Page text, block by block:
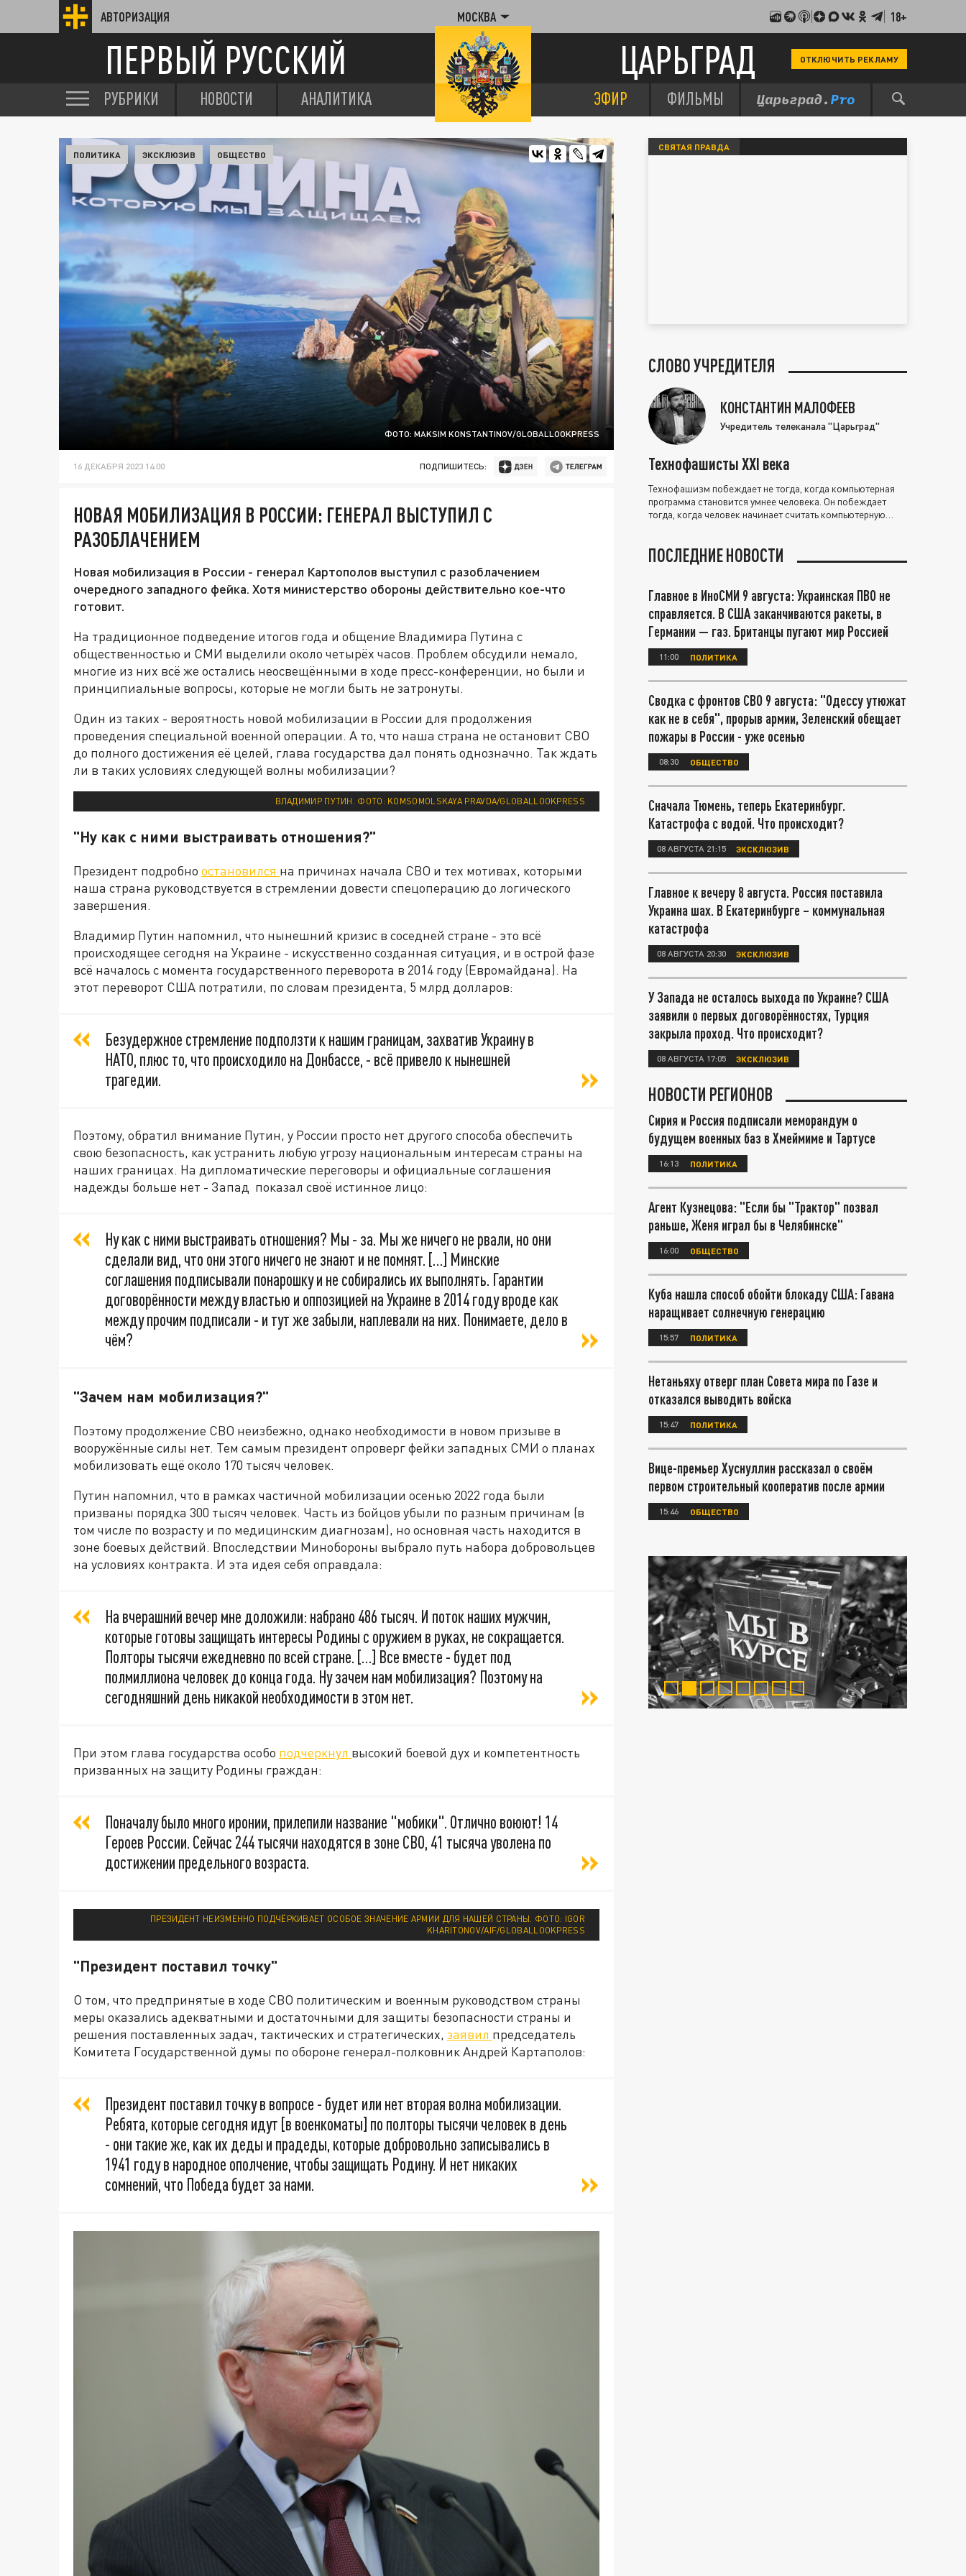
АВТОРИЗАЦИЯ МОСКВА 18+
ПЕРВЫЙ РУССКИЙ ЦАРЬГРАД ОТКЛЮЧИТЬ РЕКЛАМУ
РУБРИКИ НОВОСТИ АНАЛИТИКА ЭФИР ФИЛЬМЫ
ФОТО: MAKSIM KONSTANTINOV/GLOBALLOOKPRESS
ПОЛИТИКА ЭКСКЛЮЗИВ ОБЩЕСТВО
16 ДЕКАБРЯ 2023 14:00 ПОДПИШИТЕСЬ:
НОВАЯ МОБИЛИЗАЦИЯ В РОССИИ: ГЕНЕРАЛ ВЫСТУПИЛ С
РАЗОБЛАЧЕНИЕМ
Новая мобилизация в России - генерал Картополов выступил с разоблачением
очередного западного фейка. Хотя министерство обороны действительно кое-что
готовит.
На традиционное подведение итогов года и общение Владимира Путина с
общественностью и СМИ выделили около четырёх часов. Проблем обсудили немало,
многие из них всё же остались неосвещёнными в ходе пресс-конференции, но были и
принципиальные вопросы, которые не могли быть не затронуты.
Один из таких - вероятность новой мобилизации в России для продолжения
проведения специальной военной операции. А то, что наша страна не остановит СВО
до полного достижения её целей, глава государства дал понять однозначно. Так ждать
ли в таких условиях следующей волны мобилизации?
ВЛАДИМИР ПУТИН. ФОТО: KOMSOMOLSKAYA PRAVDA/GLOBALLOOKPRESS
"Ну как с ними выстраивать отношения?"
Президент подробно остановился на причинах начала СВО и тех мотивах, которыми
наша страна руководствуется в стремлении довести спецоперацию до логического
завершения.
Владимир Путин напомнил, что нынешний кризис в соседней стране - это всё
происходящее сегодня на Украине - искусственно созданная ситуация, и в острой фазе
всё началось с момента государственного переворота в 2014 году (Евромайдана). На
этот переворот США потратили, по словам президента, 5 млрд долларов:
Безудержное стремление подползти к нашим границам, захватив Украину в
НАТО, плюс то, что происходило на Донбассе, - всё привело к нынешней
трагедии.
Поэтому, обратил внимание Путин, у России просто нет другого способа обеспечить
свою безопасность, как устранить любую угрозу национальным интересам страны на
наших границах. На дипломатические переговоры и официальные соглашения
надежды больше нет - Запад показал своё истинное лицо:
Ну как с ними выстраивать отношения? Мы - за. Мы же ничего не рвали, но они
сделали вид, что они этого ничего не знают и не помнят. […] Минские
соглашения подписывали понарошку и не собирались их выполнять. Гарантии
договорённости между властью и оппозицией на Украине в 2014 году вроде как
между прочим подписали - и тут же забыли, наплевали на них. Понимаете, дело в
чём?
"Зачем нам мобилизация?"
Поэтому продолжение СВО неизбежно, однако необходимости в новом призыве в
вооружённые силы нет. Тем самым президент опроверг фейки западных СМИ о планах
мобилизовать ещё около 170 тысяч человек.
Путин напомнил, что в рамках частичной мобилизации осенью 2022 года были
призваны порядка 300 тысяч человек. Часть из бойцов убыли по разным причинам (в
том числе по возрасту и по медицинским диагнозам), но основная часть находится в
зоне боевых действий. Впоследствии Минобороны выбрало путь набора добровольцев
на условиях контракта. И эта идея себя оправдала:
На вчерашний вечер мне доложили: набрано 486 тысяч. И поток наших мужчин,
которые готовы защищать интересы Родины с оружием в руках, не сокращается.
Полторы тысячи ежедневно по всей стране. […] Все вместе - будет под
полмиллиона человек до конца года. Ну зачем нам мобилизация? Поэтому на
сегодняшний день никакой необходимости в этом нет.
При этом глава государства особо подчеркнул высокий боевой дух и компетентность
призванных на защиту Родины граждан:
Поначалу было много иронии, прилепили название "мобики". Отлично воюют! 14
Героев России. Сейчас 244 тысячи находятся в зоне СВО, 41 тысяча уволена по
достижении предельного возраста.
ПРЕЗИДЕНТ НЕИЗМЕННО ПОДЧЁРКИВАЕТ ОСОБОЕ ЗНАЧЕНИЕ АРМИИ ДЛЯ НАШЕЙ СТРАНЫ. ФОТО: IGOR
KHARITONOV/AIF/GLOBALLOOKPRESS
"Президент поставил точку"
О том, что предпринятые в ходе СВО политическим и военным руководством страны
меры оказались адекватными и достаточными для защиты безопасности страны и
решения поставленных задач, тактических и стратегических, заявил председатель
Комитета Государственной думы по обороне генерал-полковник Андрей Картаполов:
Президент поставил точку в вопросе - будет или нет вторая волна мобилизации.
Ребята, которые сегодня идут [в военкоматы] по полторы тысячи человек в день
- они такие же, как их деды и прадеды, которые добровольно записывались в
1941 году в народное ополчение, чтобы защищать Родину. И нет никаких
сомнений, что Победа будет за нами.
СВЯТАЯ ПРАВДА
СЛОВО УЧРЕДИТЕЛЯ
КОНСТАНТИН МАЛОФЕЕВ
Учредитель телеканала "Царьград"
Технофашисты XXI века
Технофашизм побеждает не тогда, когда компьютерная
программа становится умнее человека. Он побеждает
тогда, когда человек начинает считать компьютерную
ПОСЛЕДНИЕ НОВОСТИ
Главное в ИноСМИ 9 августа: Украинская ПВО не
справляется. В США заканчиваются ракеты, в
Германии — газ. Британцы пугают мир Россией
11:00 ПОЛИТИКА
Сводка с фронтов СВО 9 августа: "Одессу утюжат
как не в себя", прорыв армии, Зеленский обещает
пожары в России - уже осенью
08:30 ОБЩЕСТВО
Сначала Тюмень, теперь Екатеринбург.
Катастрофа с водой. Что происходит?
08 АВГУСТА 21:15 ЭКСКЛЮЗИВ
Главное к вечеру 8 августа. Россия поставила
Украина шах. В Екатеринбурге – коммунальная
катастрофа
08 АВГУСТА 20:30 ЭКСКЛЮЗИВ
У Запада не осталось выхода по Украине? США
заявили о первых договорённостях, Турция
закрыла проход. Что происходит?
08 АВГУСТА 17:05 ЭКСКЛЮЗИВ
НОВОСТИ РЕГИОНОВ
Сирия и Россия подписали меморандум о
будущем военных баз в Хмеймиме и Тартусе
16:13 ПОЛИТИКА
Агент Кузнецова: "Если бы "Трактор" позвал
раньше, Женя играл бы в Челябинске"
16:00 ОБЩЕСТВО
Куба нашла способ обойти блокаду США: Гавана
наращивает солнечную генерацию
15:57 ПОЛИТИКА
Нетаньяху отверг план Совета мира по Газе и
отказался выводить войска
15:47 ПОЛИТИКА
Вице-премьер Хуснуллин рассказал о своём
первом строительный кооператив после армии
15:46 ОБЩЕСТВО